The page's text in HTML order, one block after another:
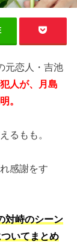
元恋人・吉池
人が、月島
。
るもも。
感謝をす
対峙のシーン
いてまとめ